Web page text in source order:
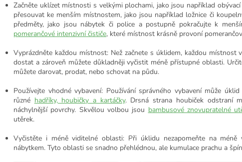
Začněte uklízet místnosti s velkými plochami, jako jsou například
přesouvat ke menším místnostem, jako jsou například ložnice či
předměty, jako jsou nábytek či police a postupně pokračujte k
pomerančové intenzivní čističe, které místnost krásně provoní
Vyprázdněte každou místnost: Než začnete s úklidem, každou místnost
dostat a zároveň můžete důkladněji vyčistit méně přístupné oblasti.
můžete darovat, prodat, nebo schovat na půdu.
Používejte vhodné vybavení: Používání správného vybavení může
různé hadříky, houbičky a kartáčky. Drsná strana houbiček odstraní
náchylnější povrchy. Skvělou volbou jsou bambusové znovupratelné
utěrek.
Vyčistěte i méně viditelné oblasti: Při úklidu nezapomeňte na
nábytkem. Tyto oblasti se snadno přehlédnou, ale kumulace prachu a